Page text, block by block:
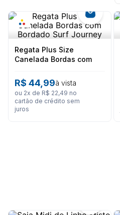
Regata Plus Size
Canelada Bordas com
R$ 44,99à vista
ou 2x de R$ 22,49 no
cartão de crédito sem
juros
º